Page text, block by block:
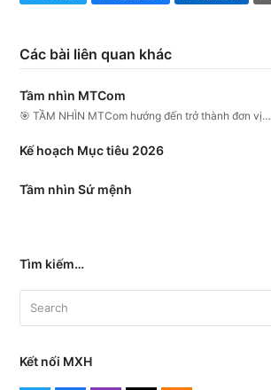
Các bài liên quan khác
Tầm nhìn MTCom
🎯 TẦM NHÌN MTCom hướng đến trở thành đơn vị…
Kế hoạch Mục tiêu 2026
Tầm nhìn Sứ mệnh
Tìm kiếm…
Kết nối MXH